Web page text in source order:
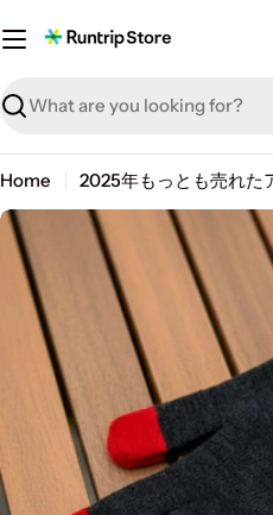
to
Search
Home 2025年もっとも売れた
Skip
to
product
information
media 0 in modal